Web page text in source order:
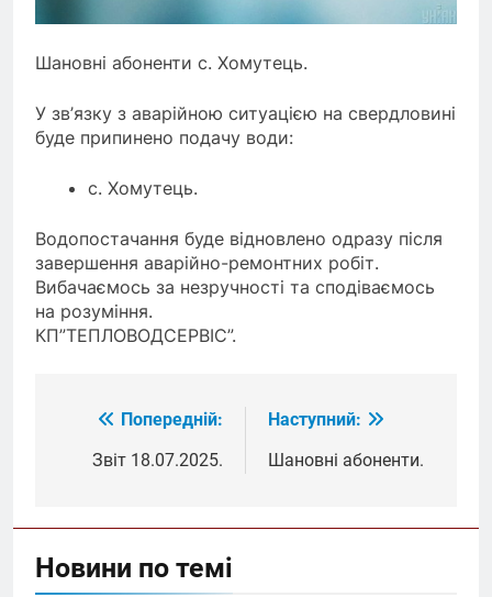
Шановні абоненти с. Хомутець.
У зв’язку з аварійною ситуацією на свердловині
буде припинено подачу води:
с. Хомутець.
Водопостачання буде відновлено одразу після
завершення аварійно-ремонтних робіт.
Вибачаємось за незручності та сподіваємось
на розуміння.
КП”ТЕПЛОВОДСЕРВІС”.
Навігація
записів
Попередній:
Звіт 18.07.2025.
Наступний:
Шановні абоненти.
Новини по темі